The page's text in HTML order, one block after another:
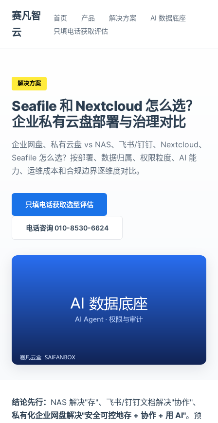
赛凡智
云
首页 产品 解决方案
AI 数据底座
只填电话获取评估
解决方案
Seafile 和 Nextcloud 怎么选？
企业私有云盘部署与治理对比
企业网盘、私有云盘 vs NAS、飞书/钉钉、Nextcloud、
Seafile 怎么选？按部署、数据归属、权限粒度、AI 能
力、运维成本和合规边界逐维度对比。
只填电话获取选型评估
电话咨询 010-8530-6624
结论先行： NAS 解决"存"、飞书/钉钉文档解决"协作"、
私有化企业网盘解决"安全可控地存 + 协作 + 用 AI"。预